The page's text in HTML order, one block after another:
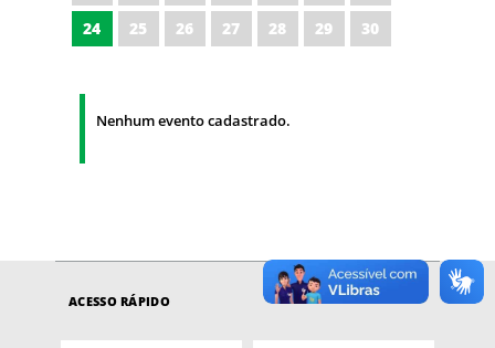
24
25 26 27 28 29 30
Nenhum evento cadastrado.
ACESSO RÁPIDO